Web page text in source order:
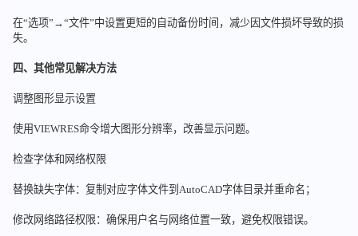
在“选项”→“文件”中设置更短的自动备份时间，减少因文件损坏导致的损
失。
四、其他常见解决方法
调整图形显示设置
使用VIEWRES命令增大图形分辨率，改善显示问题。
检查字体和网络权限
替换缺失字体：复制对应字体文件到AutoCAD字体目录并重命名；
修改网络路径权限：确保用户名与网络位置一致，避免权限错误。